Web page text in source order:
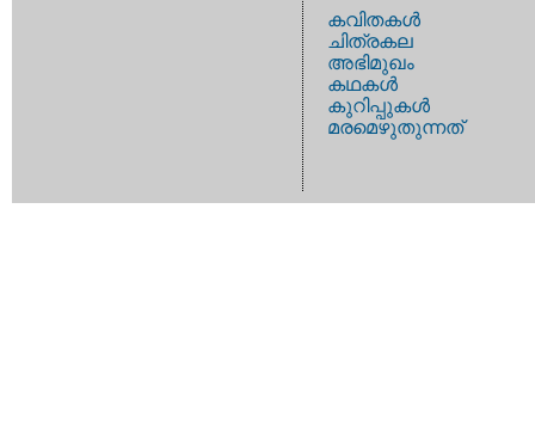
കവിതകള്‍
ചിത്രകല
അഭിമുഖം
കഥകള്‍
കുറിപ്പുകള്‍
മരമെഴുതുന്നത്